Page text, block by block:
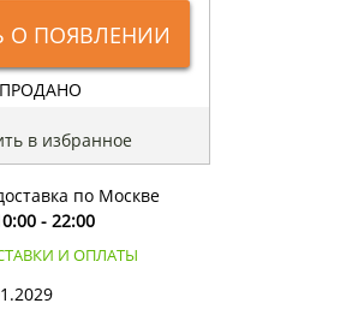
О ПОЯВЛЕНИИ
в избранное
по Москве
- 22:00
И ОПЛАТЫ